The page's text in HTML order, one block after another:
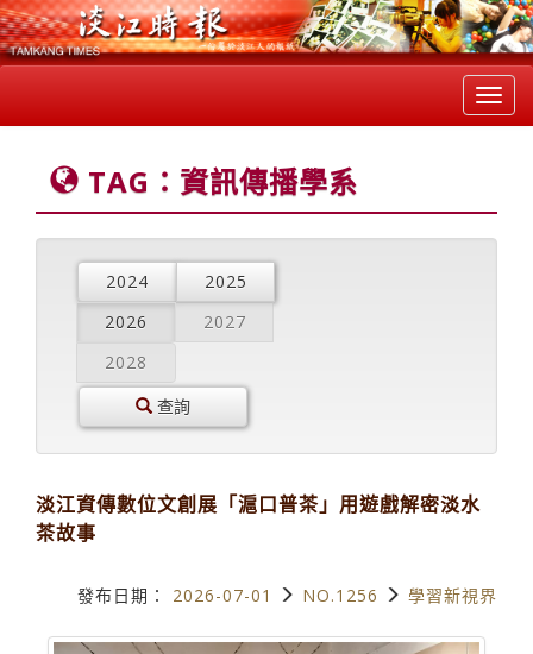
TAG：資訊傳播學系
2024
2025
2026
2027
2028
查詢
淡江資傳數位文創展「滬口普茶」用遊戲解密淡水
茶故事
發布日期： 2026-07-01 NO.1256 學習新視界